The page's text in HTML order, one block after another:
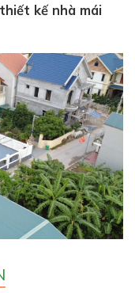
thiết kế nhà mái